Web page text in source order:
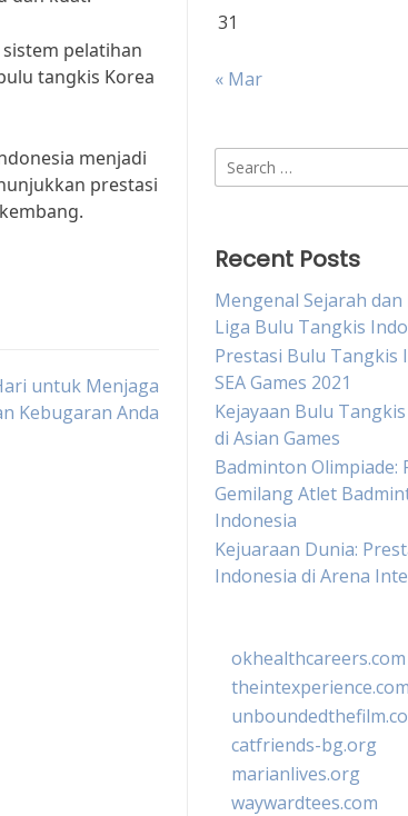
pelatihan
tangkis Korea
menjadi
prestasi
untuk Menjaga
Kebugaran Anda
31
« Mar
Search
for:
Recent Posts
Mengenal Sejarah dan
Liga Bulu Tangkis
Prestasi Bulu Tangkis
SEA Games 2021
Kejayaan Bulu
di Asian Games
Badminton Olimpiade:
Gemilang Atlet
Indonesia
Kejuaraan Dunia:
Indonesia di Arena
okhealthcareers.com
theintexperience.com
catfriends-bg.org
marianlives.org
waywardtees.com